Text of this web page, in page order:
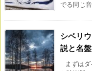
でる同じ
シベリ
説と名盤
まずは